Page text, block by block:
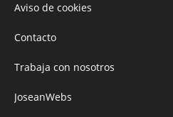
Aviso de cookies
Contacto
Trabaja con nosotros
JoseanWebs